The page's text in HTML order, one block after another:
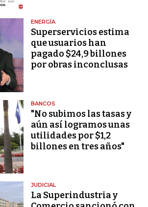
ENERGÍA
Superservicios estima
que usuarios han
pagado $24,9 billones
por obras inconclusas
BANCOS
"No subimos las tasas y
aún así logramos unas
utilidades por $1,2
billones en tres años"
JUDICIAL
La Superindustria y